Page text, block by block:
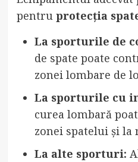
pentru protecția
La sporturile de
de spate poate
zonei lombare de
La sporturile cu
curea lombară
zonei spatelui și
La alte sporturi: